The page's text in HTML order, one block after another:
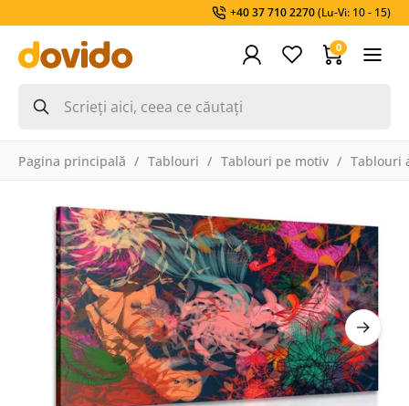
+40 37 710 2270(Lu-Vi: 10 - 15)
0
Pagina principală Tablouri Tablouri pe motiv Tablouri